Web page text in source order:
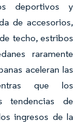
deportivos y
de accesorios,
techo, estribos
raramente
aceleran las
que los
tendencias de
ingresos de la